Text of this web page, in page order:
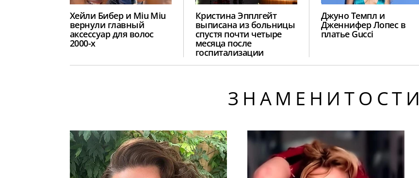
Хейли Бибер и Miu Miu
вернули главный
аксессуар для волос
2000-х
Кристина Эпплгейт
выписана из больницы
спустя почти четыре
месяца после
госпитализации
Джуно Темпл и
Дженнифер Лопес в
платье Gucci
ЗНАМЕНИТОСТИ